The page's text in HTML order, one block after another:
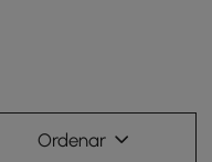
Ordenar